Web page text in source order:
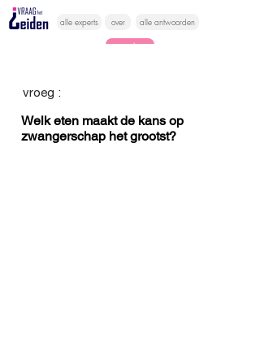
alle experts over alle antwoorden
vragen lessen
vroeg :
Welk eten maakt de kans op
zwangerschap het grootst?